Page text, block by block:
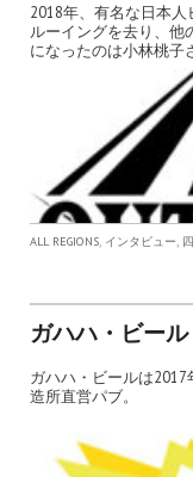
2018年、有名な日本
ルーイングを去り、他
になったのは小林桃子
ALL REGIONS インタビュー
ガハハ・ビー
ガハハ・ビールは
造所直営パブ。